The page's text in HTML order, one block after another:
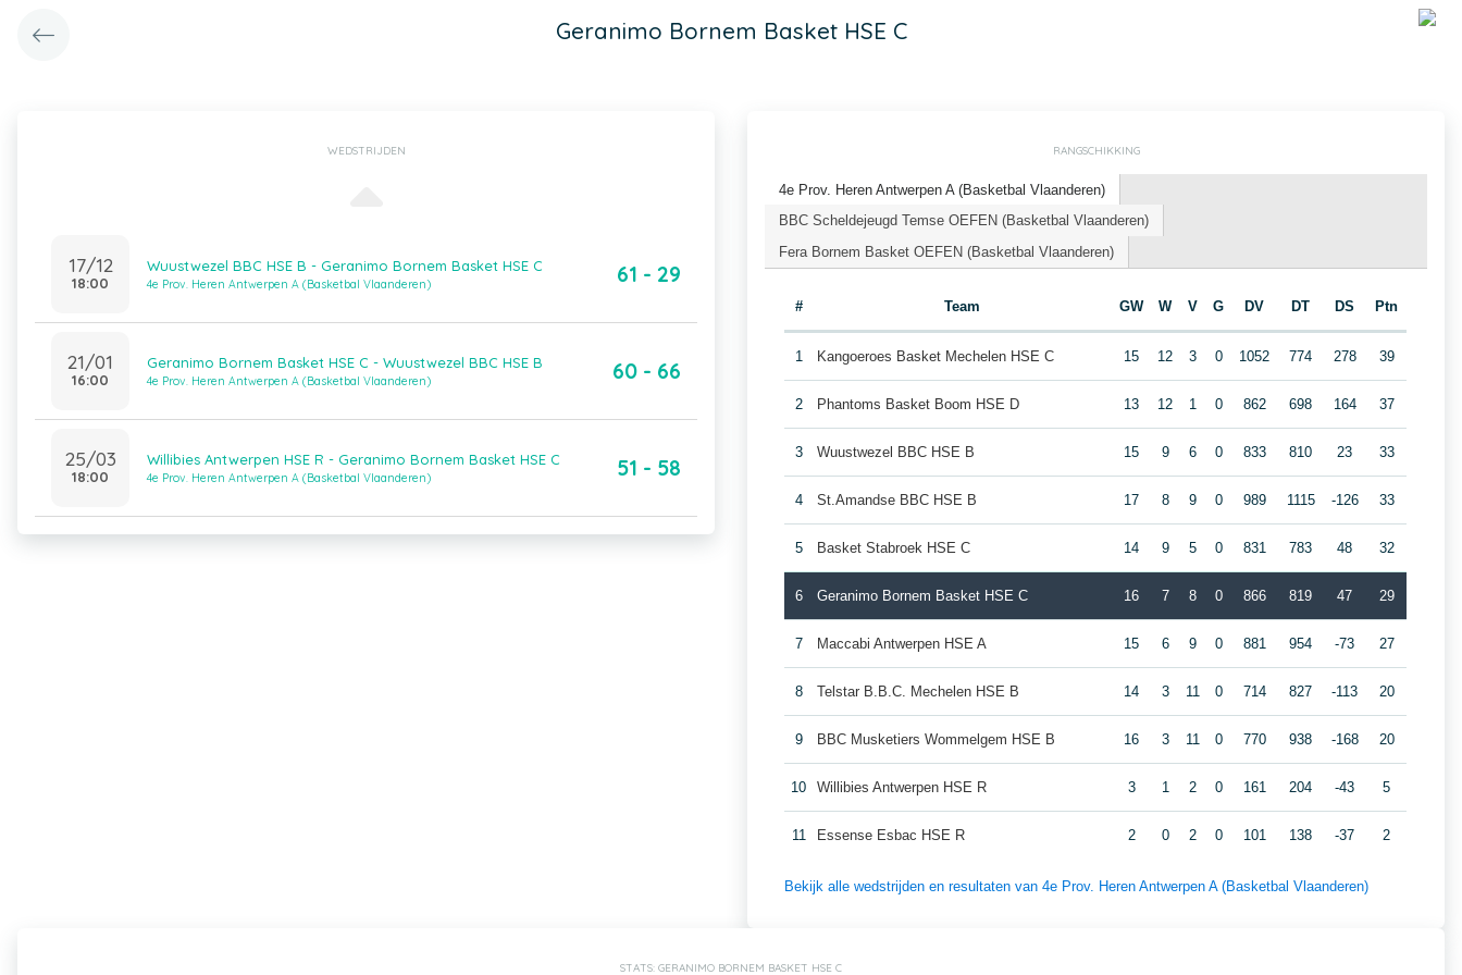
Geranimo Bornem Basket HSE C
WEDSTRIJDEN
17/12
18:00
Wuustwezel BBC HSE B - Geranimo Bornem Basket HSE C
4e Prov. Heren Antwerpen A (Basketbal Vlaanderen) 61 - 29
21/01
16:00
Geranimo Bornem Basket HSE C - Wuustwezel BBC HSE B
4e Prov. Heren Antwerpen A (Basketbal Vlaanderen) 60 - 66
25/03
18:00
Willibies Antwerpen HSE R - Geranimo Bornem Basket HSE C
4e Prov. Heren Antwerpen A (Basketbal Vlaanderen) 51 - 58
RANGSCHIKKING
4e Prov. Heren Antwerpen A (Basketbal Vlaanderen)
BBC Scheldejeugd Temse OEFEN (Basketbal Vlaanderen)
Fera Bornem Basket OEFEN (Basketbal Vlaanderen)
# Team GW W V G DV DT DS Ptn
1 Kangoeroes Basket Mechelen HSE C 15 12 3 0 1052 774 278 39
2 Phantoms Basket Boom HSE D 13 12 1 0 862 698 164 37
3 Wuustwezel BBC HSE B 15 9 6 0 833 810 23 33
4 St.Amandse BBC HSE B 17 8 9 0 989 1115 -126 33
5 Basket Stabroek HSE C 14 9 5 0 831 783 48 32
6 Geranimo Bornem Basket HSE C 16 7 8 0 866 819 47 29
7 Maccabi Antwerpen HSE A 15 6 9 0 881 954 -73 27
8 Telstar B.B.C. Mechelen HSE B 14 3 11 0 714 827 -113 20
9 BBC Musketiers Wommelgem HSE B 16 3 11 0 770 938 -168 20
10 Willibies Antwerpen HSE R 3 1 2 0 161 204 -43 5
11 Essense Esbac HSE R 2 0 2 0 101 138 -37 2
Bekijk alle wedstrijden en resultaten van 4e Prov. Heren Antwerpen A (Basketbal Vlaanderen)
STATS: GERANIMO BORNEM BASKET HSE C